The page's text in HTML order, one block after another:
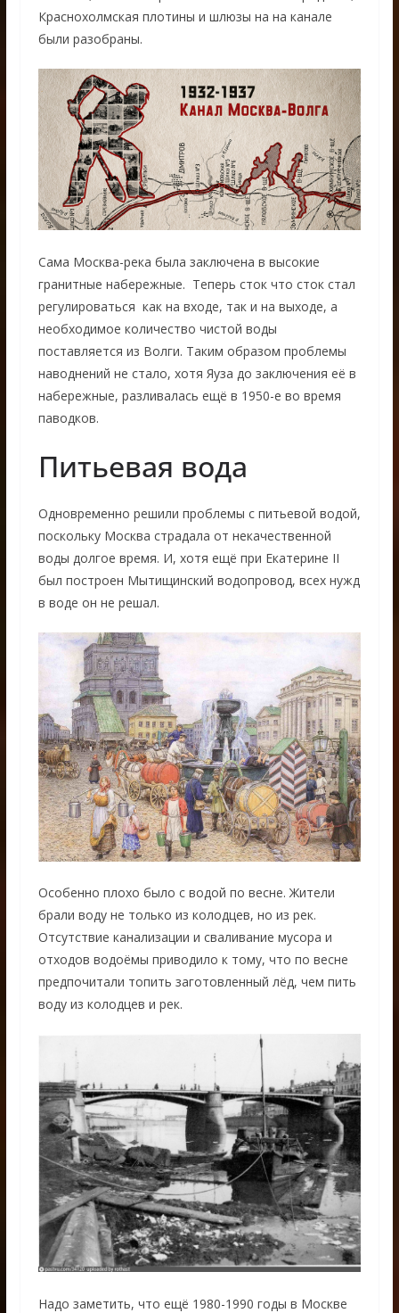
Краснохолмская плотины и шлюзы на на канале
были разобраны.
Сама Москва-река была заключена в высокие
гранитные набережные. Теперь сток что сток стал
регулироваться как на входе, так и на выходе, а
необходимое количество чистой воды
поставляется из Волги. Таким образом проблемы
наводнений не стало, хотя Яуза до заключения её в
набережные, разливалась ещё в 1950-е во время
паводков.
Питьевая вода
Одновременно решили проблемы с питьевой водой,
поскольку Москва страдала от некачественной
воды долгое время. И, хотя ещё при Екатерине II
был построен Мытищинский водопровод, всех нужд
в воде он не решал.
Особенно плохо было с водой по весне. Жители
брали воду не только из колодцев, но из рек.
Отсутствие канализации и сваливание мусора и
отходов водоёмы приводило к тому, что по весне
предпочитали топить заготовленный лёд, чем пить
воду из колодцев и рек.
Надо заметить, что ещё 1980-1990 годы в Москве